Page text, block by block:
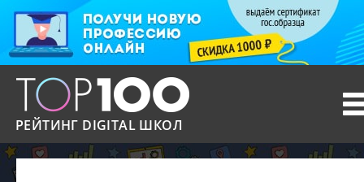
РЕЙТИНГ DIGITAL ШКОЛ